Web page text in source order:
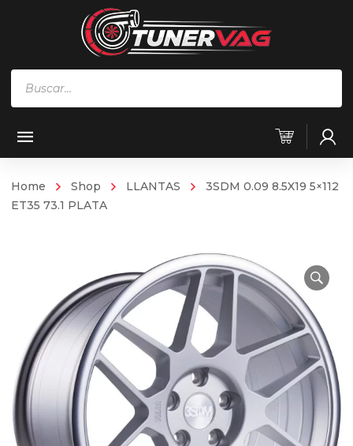
Home Shop LLANTAS
3SDM 0.09 8.5X19 5×112
ET35 73.1 PLATA